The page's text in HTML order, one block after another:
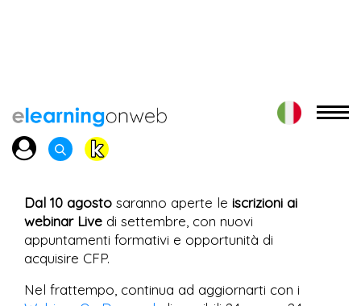
Dal 10 agosto saranno aperte le iscrizioni ai
webinar Live di settembre, con nuovi
appuntamenti formativi e opportunità di
acquisire CFP.
Nel frattempo, continua ad aggiornarti con i